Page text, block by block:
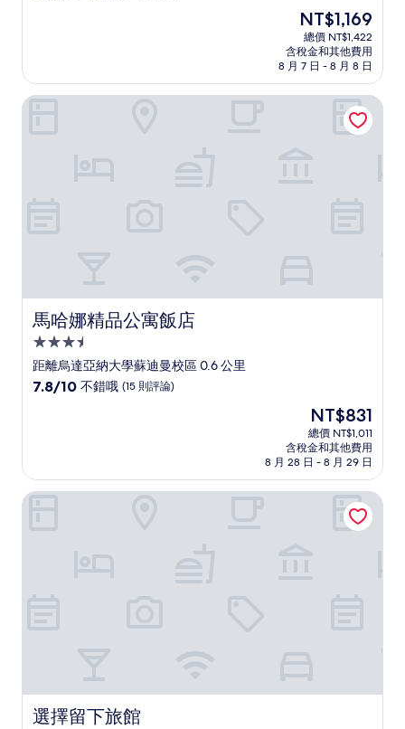
不
錯
現
在
價
格
為
NT$1,169
NT$1,169
總價 NT$1,422
含稅金和其他費用
8 月 7 日 - 8 月 8 日
馬哈娜精品公寓飯店
馬哈娜精品公寓飯店
3.5
星
級
距離烏達亞納大學蘇迪曼校區 0.6 公里
7.8
不
錯
7.8/10 不錯哦 (15 則評論)
現
在
價
格
為
NT$831
NT$831
總價 NT$1,011
含稅金和其他費用
8 月 28 日 - 8 月 29 日
馬哈娜精品公寓飯店
選擇留下旅館
選擇留下旅館
選擇留下旅館